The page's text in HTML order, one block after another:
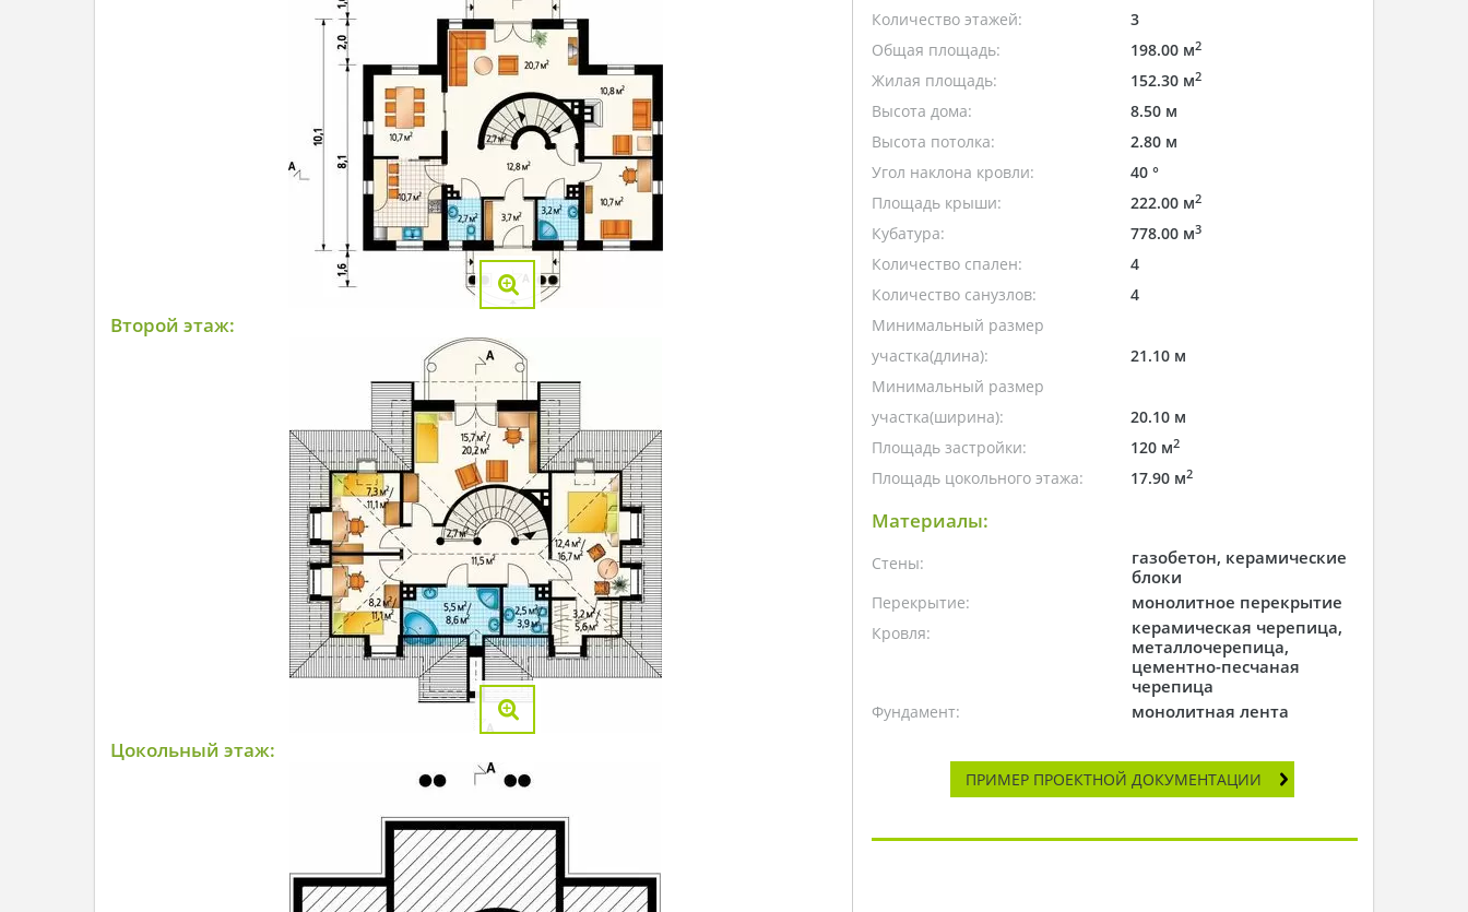
Второй этаж:
Цокольный этаж:
Количество этажей:
3
Общая площадь:
198.00 м2
Жилая площадь: 152.30 м2
Высота дома:
8.50 м
Высота потолка:
2.80 м
Угол наклона кровли:
40 °
Площадь крыши:
222.00 м2
Кубатура: 778.00 м3
Количество спален:
4
Количество санузлов:
4
Минимальный размер
участка(длина):
21.10 м
Минимальный размер
участка(ширина):
20.10 м
Площадь застройки:
120 м2
Площадь цокольного этажа: 17.90 м2
Материалы:
Стены:
газобетон, керамические
блоки
Перекрытие: монолитное перекрытие
Кровля:
керамическая черепица,
металлочерепица,
цементно-песчаная
черепица
Фундамент: монолитная лента
ПРИМЕР ПРОЕКТНОЙ ДОКУМЕНТАЦИИ